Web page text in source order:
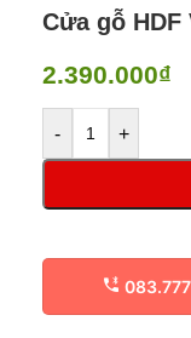
Cửa gỗ HDF
2.390.000₫
- +